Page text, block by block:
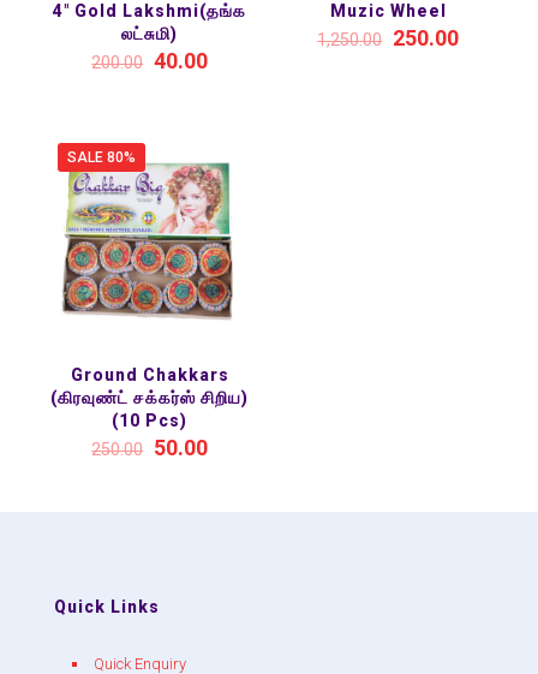
4″ Gold Lakshmi(தங்க
லட்சுமி)
200.00 40.00
Muzic Wheel
1,250.00 250.00
SALE 80%
Ground Chakkars
(கிரவுண்ட் சக்கர்ஸ் சிறிய)
(10 Pcs)
250.00 50.00
Quick Links
Quick Enquiry